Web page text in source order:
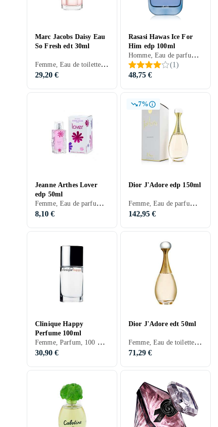
Marc Jacobs Daisy Eau
So Fresh edt 30ml
Femme, Eau de toilette, 30 ml, Daisy, Musc, Bois de cèdre, Poires, Violette, Ros, Pamplemousse, Jasmin, Marguerite, Prune, Framboise
29,20 €
Rasasi Hawas Ice For
Him edp 100ml
Homme, Eau de parfum, 100 ml, Hawas, Musc, Pomme, Citron, Fleur d'oranger, Bergamote, Cardamome, Bois, Anis, Mousse, Ambre gris, Prune
(1)
48,75 €
Jeanne Arthes Lover
edp 50ml
Femme, Eau de parfum, 50 ml, Musc, Bois de cèdre, Mandarine, Pomme, Freesia, Abricot, Mandarine, Fruit de la passion, Acajou, Groseilles, Chèvrefeuille, Jasmin, Ambre gris, Cassis, Pêche, Prune, Framboise
8,10 €
7%
Dior J'Adore edp 150ml
Femme, Eau de parfum, 150 ml, J'Adore, Musc, Bois de cachemire, Mandarine, Poires, Violette, Freesia, Melon, Ros, Orchidée, Bergamote, Muguet, Mûres, Mandarine, Tubéreuse, Magnolia, Ylang Ylang, Jasmin, Vanille, Pêche, Prune
142,95 €
Clinique Happy
Perfume 100ml
Femme, Parfum, 100 ml, Happy, Musc, Apelsin, Mandarine, Pomme, Lys, Freesia, Citron, Ros, Orchidée, Bergamote, Pamplemousse, Muguet, Mandarine, Mousse, Magnolia, Chèvrefeuille, Ambre gris, Prune, Mimosa
30,90 €
Dior J'Adore edt 50ml
Femme, Eau de toilette, 50 ml, J'Adore, Musc, Bois de santal, Apelsin, Mandarine, Neroli, Poires, Violette, Freesia, Melon, Citron, Ros, Fleur d'oranger, Orchidée, Bergamote, Muguet, Orange sanguine, Bois, Mûres, Mandarine, Tubéreuse, Magnolia, Ylang Ylang, Jasmin, Vanille, Pêche, Prune
71,29 €